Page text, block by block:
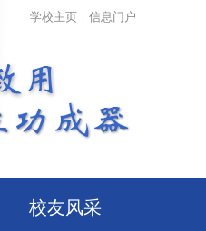
学校主页 | 信息门户
校友风采